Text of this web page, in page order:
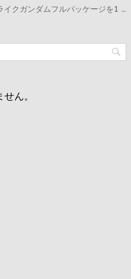
イクガンダムフルパッケージを1 ...
ん。